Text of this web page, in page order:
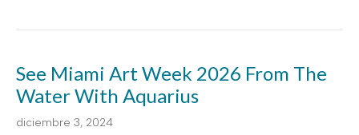
See Miami Art Week 2026 From The
Water With Aquarius
diciembre 3, 2024